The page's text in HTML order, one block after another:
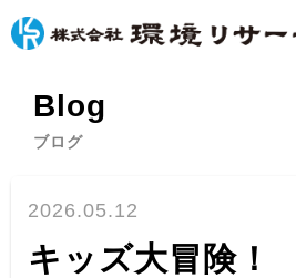
Blog
ブログ
2026.05.12
キッズ大冒険